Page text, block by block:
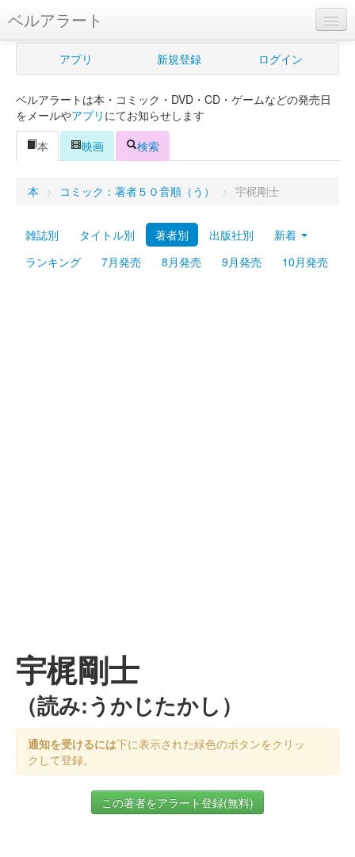
ベルアラート
ベルアラートとは
新規登録
ログイン
Myシェルフ
プレミアム
アプリ 新規登録 ログイン
ベルアラートは本・コミック・DVD・CD・ゲームなどの発売日
をメールやアプリ にてお知らせします
本
映画 検索
本 > コミック：著者５０音順（う） > 宇梶剛士
雑誌別 タイトル別 著者別 出版社別
新着
ランキング
7月発売 8月発売 9月発売 10月発売
宇梶剛士
（読み:うかじたかし）
通知を受けるには下に表示された緑色のボタンをクリッ
クして登録。
この著者をアラート登録(無料)